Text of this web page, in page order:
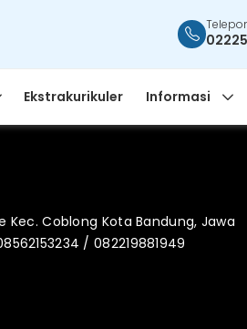
Ekstrakurikuler Informasi
Kec. Coblong Kota Bandung, Jawa
/ 082219881949